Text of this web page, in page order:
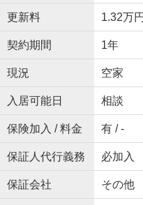
更新料 1.32万円
契約期間 1年
現況 空家
入居可能日 相談
保険加入 / 料金 有 / -
保証人代行義務 必加入
保証会社 その他